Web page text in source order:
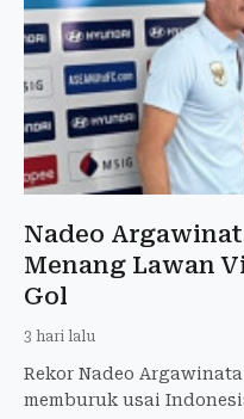
Nadeo
Menang Lawan
Gol
3 hari lalu
Rekor Nadeo
memburuk usai